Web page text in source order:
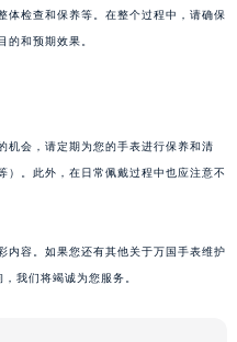
体检查和保养等。在整个过程中，请确保
的和预期效果。
机会，请定期为您的手表进行保养和清
）。此外，在日常佩戴过程中也应注意不
内容。如果您还有其他关于万国手表维护
我们将竭诚为您服务。